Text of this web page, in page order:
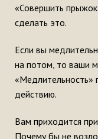
«Совершить
сделать это.
Если вы
на потом, то ваши
«Медлительность»
действию.
Вам приходится
Почему бы не